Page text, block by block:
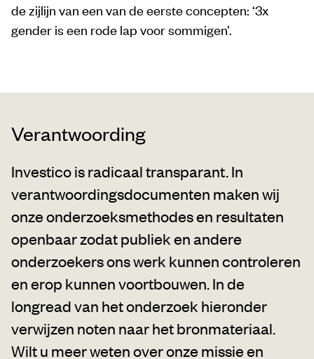
de zijlijn van een van de eerste concepten: ‘3x
gender is een rode lap voor sommigen’.
Verantwoording
Investico is radicaal transparant. In
verantwoordingsdocumenten maken wij
onze onderzoeksmethodes en resultaten
openbaar zodat publiek en andere
onderzoekers ons werk kunnen controleren
en erop kunnen voortbouwen. In de
longread van het onderzoek hieronder
verwijzen noten naar het bronmateriaal.
Wilt u meer weten over onze missie en